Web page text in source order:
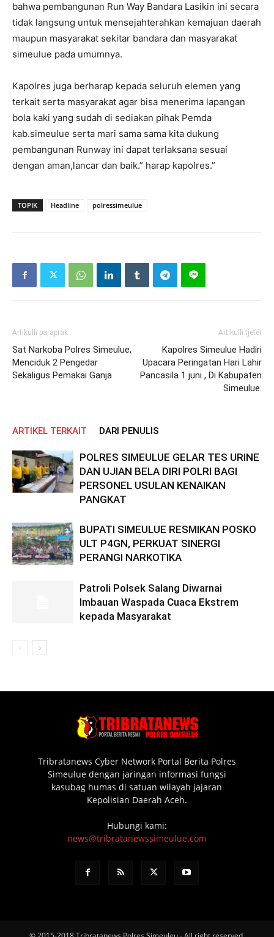
bahwa pembangunan Run Way Bandara Lasikin ini secara
tidak langsung untuk mensejahterahkan kemajuan daerah
maupun masyarakat sekitar bandara dan masyarakat
simeulue pada umumnya.
Kapolres juga berharap kepada seluruh elemen yang
terkait serta masyarakat agar bisa menerima lapangan
bola kaki yang sudah di sediakan pihak Pemda
kab.simeulue serta mari sama sama kita dukung
pembangunan Runway ini dapat terlaksana sesuai
dengan aman,lancar dan baik.” harap kapolres.”
TOPIK Headline polressimeulue
Artikulli paraprak
Sat Narkoba Polres Simeulue,
Menciduk 2 Pengedar
Sekaligus Pemakai Ganja
Artikulli tjetër
Kapolres Simeulue Hadiri
Upacara Peringatan Hari Lahir
Pancasila 1 juni , Di Kabupaten
Simeulue.
ARTIKEL TERKAIT DARI PENULIS
POLRES SIMEULUE GELAR TES URINE
DAN UJIAN BELA DIRI POLRI BAGI
PERSONEL USULAN KENAIKAN
PANGKAT
BUPATI SIMEULUE RESMIKAN POSKO
ULT P4GN, PERKUAT SINERGI
PERANGI NARKOTIKA
Patroli Polsek Salang Diwarnai
Imbauan Waspada Cuaca Ekstrem
kepada Masyarakat
Tribratanews Cyber Network Portal Berita Polres
Simeulue dengan jaringan informasi fungsi
kasubag humas di satuan wilayah jajaran
Kepolisian Daerah Aceh.
Hubungi kami:
news@tribratanewssimeulue.com